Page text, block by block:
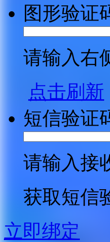
图形验证
请输入右
点击刷新
短信验证
请输入接
获取短信
立即绑定